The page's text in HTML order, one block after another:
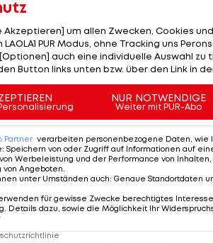
Vikersund trotz Sturzes Bronze.
stehen und verpasst den
der Entscheidung auf 244 m und
Finish bei 234,5 m landet, sichert
das ÖSV-Ergebnis.
Akzeptieren] um allen Zwecken, Cookies
PUR Modus, ohne Tracking uns
auch eine individuelle Auswahl zu
Button links unten bzw. über den Link in
NUR NOTWENDIGE
Weiter mit PUR-Abo
Partner verarbeiten personenbezogene Daten, wie
: Speichern von oder Zugriff auf Informationen auf
Werbeleistung und der Performance von
von Angeboten
unter Umständen auch: Genaue Standortdaten
für gewisse Zwecke berechtigtes
Details dazu, sowie die Möglichkeit Ihr